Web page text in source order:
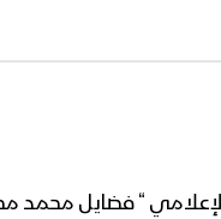
“ فضايل محمد